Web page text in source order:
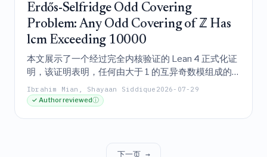
Erdős-Selfridge Odd Covering
Problem: Any Odd Covering of ℤ Has
lcm Exceeding 10000
本文展示了一个经过完全内核验证的 Lean 4 正式化证
明，该证明表明，任何由大于 1 的互异奇数模组成的
整数有限覆盖，其最小公倍数必超过 10,000，从而在
不依赖未经验证的计算求解器的情况下，为埃尔德什-
Ibrahim Mian, Shayaan Siddique 2026-07-29
✓ Author reviewedⓘ
下一页 →